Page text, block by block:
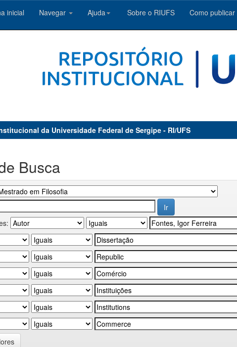
inicial Navegar Ajuda Sobre o RIUFS Como publicar
da Universidade Federal de Sergipe - RI/UFS
Busca